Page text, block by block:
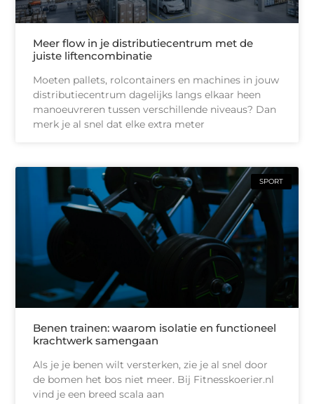
Meer flow in je distributiecentrum met de
juiste liftencombinatie
Moeten pallets, rolcontainers en machines in jouw
distributiecentrum dagelijks langs elkaar heen
manoeuvreren tussen verschillende niveaus? Dan
merk je al snel dat elke extra meter
SPORT
Benen trainen: waarom isolatie en functioneel
krachtwerk samengaan
Als je je benen wilt versterken, zie je al snel door
de bomen het bos niet meer. Bij Fitnesskoerier.nl
vind je een breed scala aan